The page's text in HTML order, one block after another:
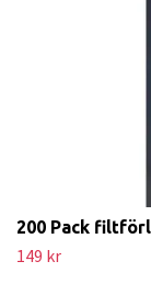
200 Pack
149 kr